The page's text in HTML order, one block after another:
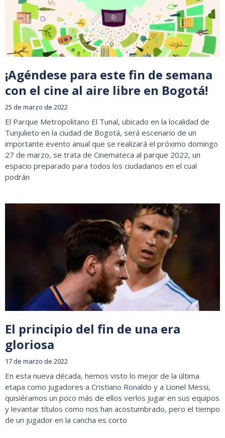
¡Agéndese para este fin de semana
con el cine al aire libre en Bogotá!
25 de marzo de 2022
El Parque Metropolitano El Tunal, ubicado en la localidad de
Tunjulieto en la ciudad de Bogotá, será escenario de un
importante evento anual que se realizará el próximo domingo
27 de marzo, se trata de Cinemateca al parque 2022, un
espacio preparado para todos los ciudadanos en el cual
podrán
El principio del fin de una era
gloriosa
17 de marzo de 2022
En esta nueva década, hemos visto lo mejor de la última
etapa como jugadores a Cristiano Ronaldo y a Lionel Messi,
quisiéramos un poco más de ellos verlos jugar en sus equipos
y levantar títulos como nos han acostumbrado, pero el tiempo
de un jugador en la cancha es corto